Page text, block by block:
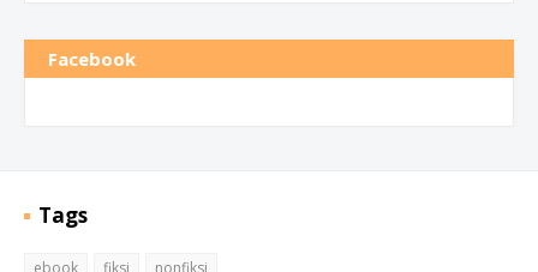
Facebook
Tags
ebook fiksi nonfiksi